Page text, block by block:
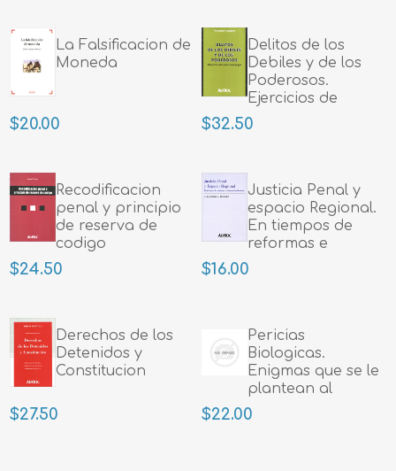
La Falsificacion de
Moneda
$20.00
Delitos de los
Debiles y de los
Poderosos.
Ejercicios de
anticriminologia
$32.50
Recodificacion
penal y principio
de reserva de
codigo
$24.50
Justicia Penal y
espacio Regional.
En tiempos de
reformas e
$16.00
Derechos de los
Detenidos y
Constitucion
$27.50
Pericias
Biologicas.
Enigmas que se le
plantean al
hombre de
Derecho
$22.00